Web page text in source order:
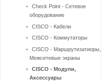
Check Point - Сетевое
оборудование
CISCO - Кабели
CISCO - Коммутаторы
CISCO - Маршрутизатиоры,
Межсетевые экраны
CISCO - Модули,
Аксессуары